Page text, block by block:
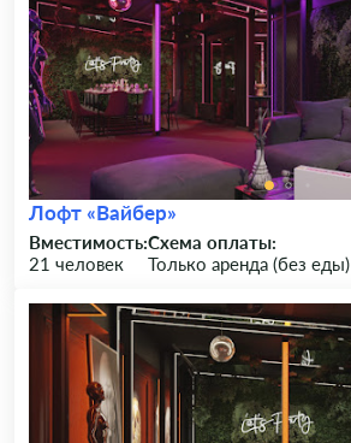
Лофт «Вайбер»
Вместимость:
21 человек
Схема оплаты:
Только аренда (без еды)